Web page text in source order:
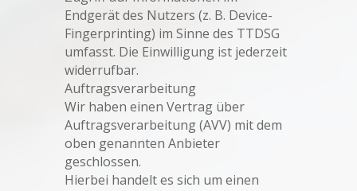
Endgerät des Nutzers (z. B. Device-
Fingerprinting) im Sinne des TTDSG
umfasst. Die Einwilligung ist jederzeit
widerrufbar.
Auftragsverarbeitung
Wir haben einen Vertrag über
Auftragsverarbeitung (AVV) mit dem
oben genannten Anbieter
geschlossen.
Hierbei handelt es sich um einen